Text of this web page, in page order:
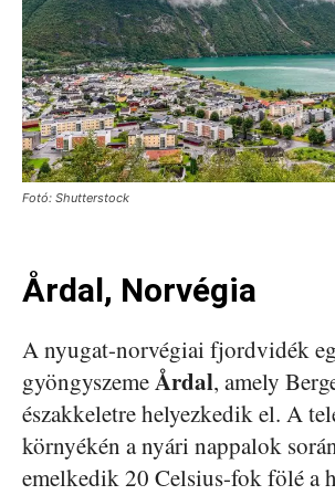
Fotó: Shutterstock
Årdal, Norvégia
A nyugat-norvégiai fjordvidék
gyöngyszemeÅrdal, amely
északkeletre helyezkedik el. A
környékén a nyári nappalok
emelkedik 20 Celsius-fok fölé a